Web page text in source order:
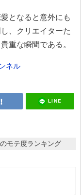
となると意外にも
、クリエイターた
重な瞬間である。
ネル
LINE
モテ度ランキング